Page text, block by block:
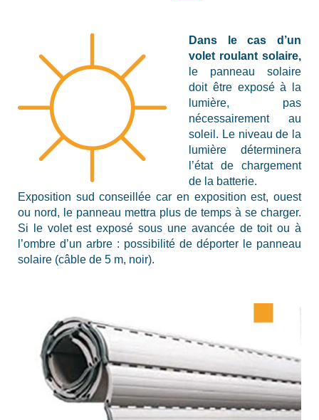
Dans le cas d’un
volet roulant solaire,
le panneau solaire
doit être exposé à la
lumière, pas
nécessairement au
soleil. Le niveau de la
lumière déterminera
l’état de chargement
de la batterie.
Exposition sud conseillée car en exposition est, ouest
ou nord, le panneau mettra plus de temps à se charger.
Si le volet est exposé sous une avancée de toit ou à
l’ombre d’un arbre : possibilité de déporter le panneau
solaire (câble de 5 m, noir).